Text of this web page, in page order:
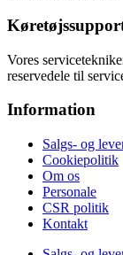
Vores
reservedele til
Information
Salgs- og
Cookiepolitik
Om os
Personale
CSR politik
Kontakt